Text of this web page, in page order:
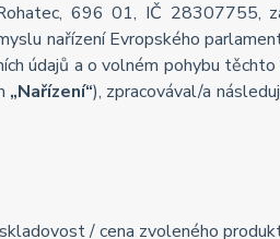
696 01, IČ 28307755,
nařízení Evropského
údajů a o volném pohybu těchto
„Nařízení“), zpracovával/a
/ cena zvoleného